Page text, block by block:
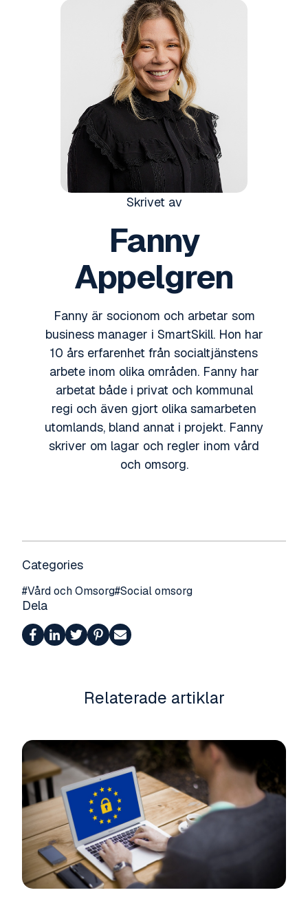
Skrivet av
Fanny
Appelgren
Fanny är socionom och arbetar som
business manager i SmartSkill. Hon har
10 års erfarenhet från socialtjänstens
arbete inom olika områden. Fanny har
arbetat både i privat och kommunal
regi och även gjort olika samarbeten
utomlands, bland annat i projekt. Fanny
skriver om lagar och regler inom vård
och omsorg.
Categories
#Vård och Omsorg#Social omsorg
Dela
Relaterade artiklar